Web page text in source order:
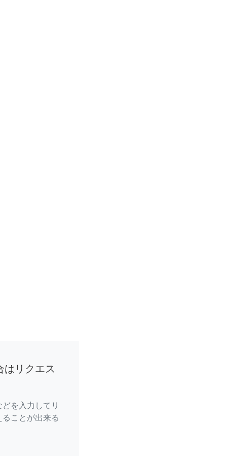
はリクエス
を入力してリ
ことが出来る